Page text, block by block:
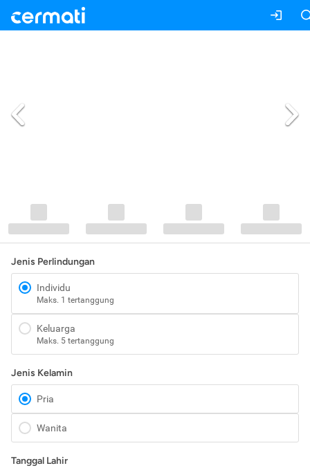
Jenis Perlindungan
Individu
Maks. 1 tertanggung
Keluarga
Maks. 5 tertanggung
Jenis Kelamin
Pria
Wanita
Tanggal Lahir